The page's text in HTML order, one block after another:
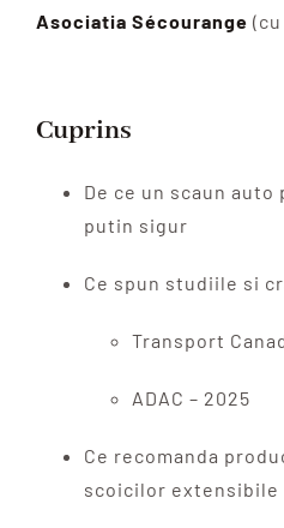
Asociatia Sécourange
Cuprins
De ce un scaun
putin sigur
Ce spun studiile si
Transport
ADAC – 2025
Ce recomanda
scoicilor extensibile